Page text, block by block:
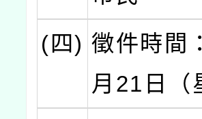
(四) 徵件時間
月21日（